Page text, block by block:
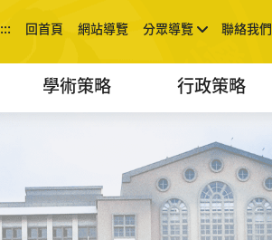
::: 回首頁 網站導覽 分眾導覽 聯絡我們
學術策略 行政策略